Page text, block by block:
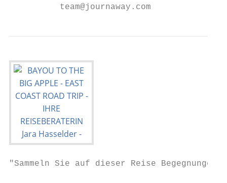
          team@journaway.com
"Sammeln Sie auf dieser Reise